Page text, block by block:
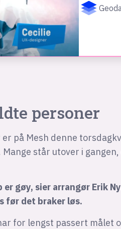
personer
på Mesh denne
står utover i
er gøy, sier arrangør Erik
før det braker løs.
for lengst passert målet